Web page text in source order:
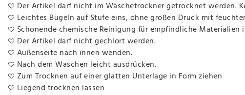
Der Artikel darf nicht im Wäschetrockner getrocknet werden.
Leichtes Bügeln auf Stufe eins, ohne großen Druck mit
Schonende chemische Reinigung für empfindliche Materialien
Der Artikel darf nicht gechlort werden.
Außenseite nach innen wenden.
Nach dem Waschen leicht ausdrücken.
Zum Trocknen auf einer glatten Unterlage in Form ziehen
Liegend trocknen lassen